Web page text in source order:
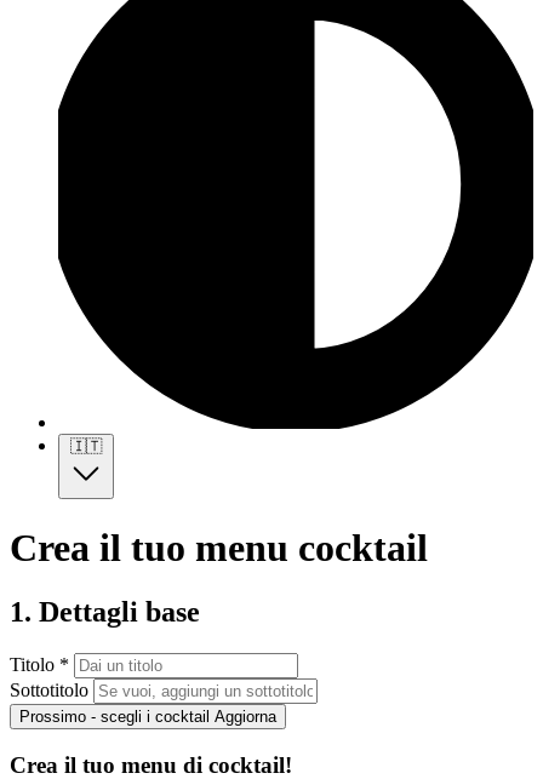
🇮🇹
Crea il tuo menu cocktail
1. Dettagli base
Titolo *
Sottotitolo
Prossimo - scegli i cocktail Aggiorna
Crea il tuo menu di cocktail!